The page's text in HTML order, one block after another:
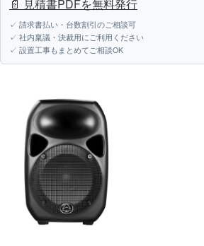
📄 見積書PDFを無料発行
✓ 請求書払い・台数割引のご相談可
✓ 社内稟議・決裁用にご利用ください
✓ 設置工事もまとめてご相談OK